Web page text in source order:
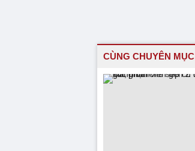
CÙNG CHUYÊN MỤC